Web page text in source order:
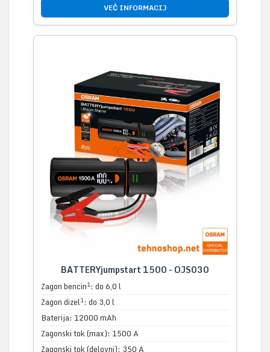
VEČ INFORMACIJ
BATTERYjumpstart 1500 - OJS030
Zagon bencin1: do 6,0 l
Zagon dizel1: do 3,0 l
Baterija: 12000 mAh
Zagonski tok (max): 1500 A
Zagonski tok (delovni): 350 A